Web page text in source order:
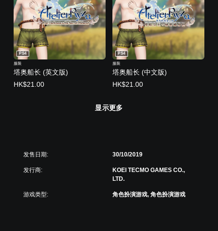
塔奥船长 (英文版)
PS4
服装
HK$21.00
塔奥船长 (中文版)
PS4
服装
HK$21.00
显示更多
发售日期: 30/10/2019
发行商:
KOEI TECMO GAMES CO.,
LTD.
游戏类型: 角色扮演游戏, 角色扮演游戏